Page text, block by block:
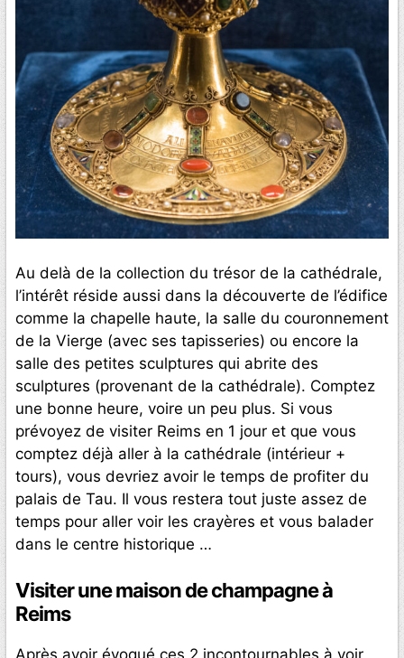
Au delà de la collection du trésor de la cathédrale,
l’intérêt réside aussi dans la découverte de l’édifice
comme la chapelle haute, la salle du couronnement
de la Vierge (avec ses tapisseries) ou encore la
salle des petites sculptures qui abrite des
sculptures (provenant de la cathédrale). Comptez
une bonne heure, voire un peu plus. Si vous
prévoyez de visiter Reims en 1 jour et que vous
comptez déjà aller à la cathédrale (intérieur +
tours), vous devriez avoir le temps de profiter du
palais de Tau. Il vous restera tout juste assez de
temps pour aller voir les crayères et vous balader
dans le centre historique …
Visiter une maison de champagne à
Reims